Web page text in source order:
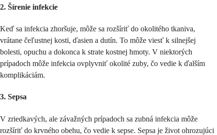
2. Šírenie infekcie
Keď sa infekcia zhoršuje, môže sa rozšíriť do okolitého tkaniva,
vrátane čeľustnej kosti, ďasien a dutín. To môže viesť k silnejšej
bolesti, opuchu a dokonca k strate kostnej hmoty. V niektorých
prípadoch môže infekcia ovplyvniť okolité zuby, čo vedie k ďalším
komplikáciám.
3. Sepsa
V zriedkavých, ale závažných prípadoch sa zubná infekcia môže
rozšíriť do krvného obehu, čo vedie k sepse. Sepsa je život ohrozujúci